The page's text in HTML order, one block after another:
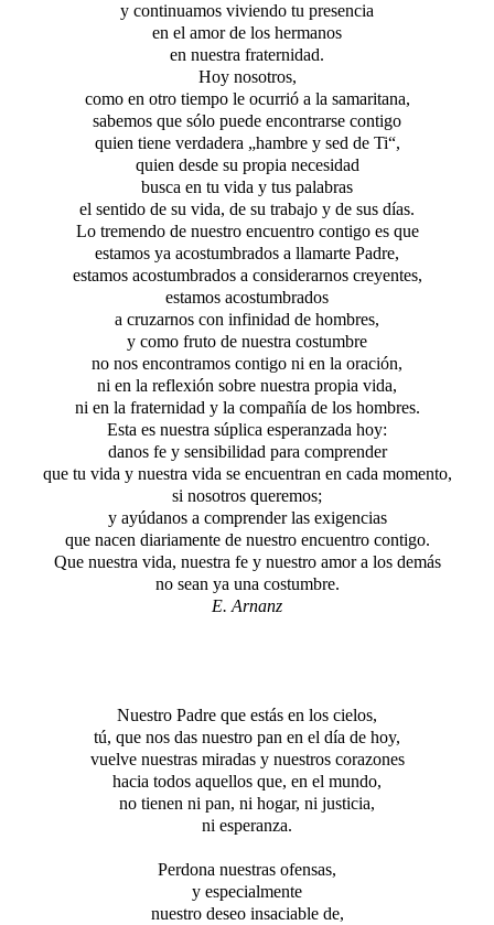
y continuamos viviendo tu presencia
en el amor de los hermanos
en nuestra fraternidad.
Hoy nosotros,
como en otro tiempo le ocurrió a la samaritana,
sabemos que sólo puede encontrarse contigo
quien tiene verdadera „hambre y sed de Ti“,
quien desde su propia necesidad
busca en tu vida y tus palabras
el sentido de su vida, de su trabajo y de sus días.
Lo tremendo de nuestro encuentro contigo es que
estamos ya acostumbrados a llamarte Padre,
estamos acostumbrados a considerarnos creyentes,
estamos acostumbrados
a cruzarnos con infinidad de hombres,
y como fruto de nuestra costumbre
no nos encontramos contigo ni en la oración,
ni en la reflexión sobre nuestra propia vida,
ni en la fraternidad y la compañía de los hombres.
Esta es nuestra súplica esperanzada hoy:
danos fe y sensibilidad para comprender
que tu vida y nuestra vida se encuentran en cada momento,
si nosotros queremos;
y ayúdanos a comprender las exigencias
que nacen diariamente de nuestro encuentro contigo.
Que nuestra vida, nuestra fe y nuestro amor a los demás
no sean ya una costumbre.
E. Arnanz
Nuestro Padre que estás en los cielos,
tú, que nos das nuestro pan en el día de hoy,
vuelve nuestras miradas y nuestros corazones
hacia todos aquellos que, en el mundo,
no tienen ni pan, ni hogar, ni justicia,
ni esperanza.
Perdona nuestras ofensas,
y especialmente
nuestro deseo insaciable de,